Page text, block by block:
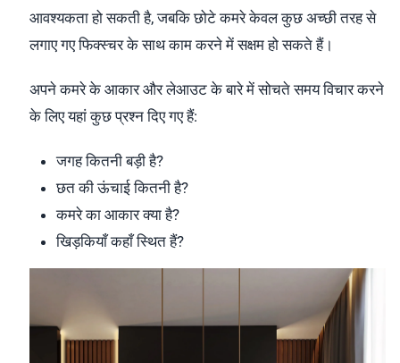
आवश्यकता हो सकती है, जबकि छोटे कमरे केवल कुछ अच्छी तरह से
लगाए गए फिक्स्चर के साथ काम करने में सक्षम हो सकते हैं।
अपने कमरे के आकार और लेआउट के बारे में सोचते समय विचार करने
के लिए यहां कुछ प्रश्न दिए गए हैं:
जगह कितनी बड़ी है?
छत की ऊंचाई कितनी है?
कमरे का आकार क्या है?
खिड़कियाँ कहाँ स्थित हैं?